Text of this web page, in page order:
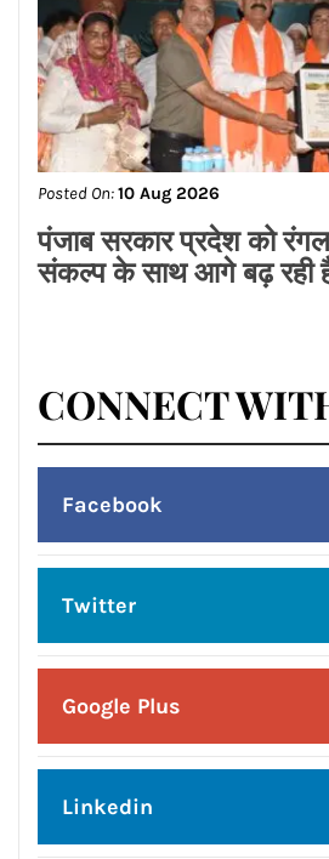
Posted On:10 Aug 2026
12 ਅਗਸਤ ਨੂੰ ਭਾਜਪਾ
ਮੰਡਲਾਂ ਵਿੱਚ ਇੱਕੋ ਸਮੇਂ
ਤਿਰੰਗਾ ਯਾਤਰਾਵਾਂ
Posted On:10 Aug 2026
तीज हमारी संस्कृति, परंपरा
विरासत की पहचान — अमित